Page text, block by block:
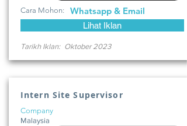
Cara Mohon: Whatsapp & Email
Lihat Iklan
Tarikh Iklan: Oktober 2023
Intern Site Supervisor
Company
Malaysia